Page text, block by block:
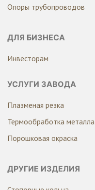
Опоры трубопроводов
ДЛЯ БИЗНЕСА
Инвесторам
УСЛУГИ ЗАВОДА
Плазменая резка
Термообработка металла
Порошковая окраска
ДРУГИЕ ИЗДЕЛИЯ